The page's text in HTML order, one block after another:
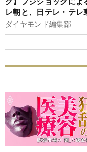
レ朝と、日テレ・テレ
ダイヤモンド編集部